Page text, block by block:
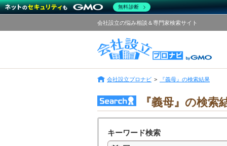
会社設立の悩み相談＆専門家検索サイト
会社設立プロナビ 『義母』の検索結果
『義母』の検索
キーワード検索
無料診断